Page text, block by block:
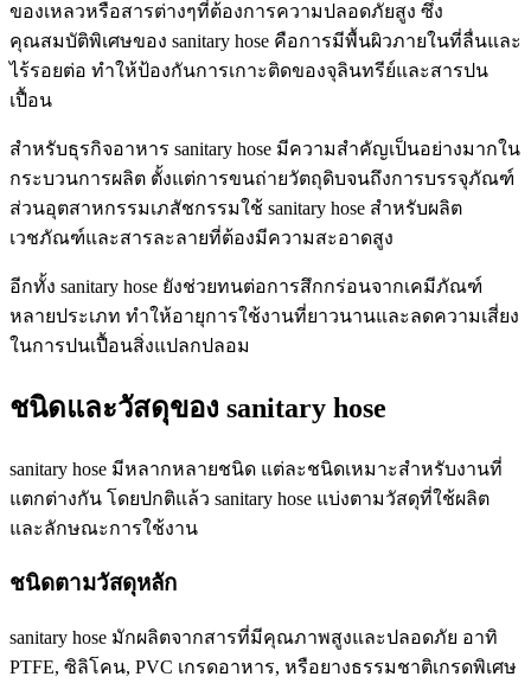
ของเหลวหรือสารต่างๆที่ต้องการความปลอดภัยสูง ซึ่ง
คุณสมบัติพิเศษของ sanitary hose คือการมีพื้นผิวภายในที่ลื่นและ
ไร้รอยต่อ ทำให้ป้องกันการเกาะติดของจุลินทรีย์และสารปน
เปื้อน
สำหรับธุรกิจอาหาร sanitary hose มีความสำคัญเป็นอย่างมากใน
กระบวนการผลิต ตั้งแต่การขนถ่ายวัตถุดิบจนถึงการบรรจุภัณฑ์
ส่วนอุตสาหกรรมเภสัชกรรมใช้ sanitary hose สำหรับผลิต
เวชภัณฑ์และสารละลายที่ต้องมีความสะอาดสูง
อีกทั้ง sanitary hose ยังช่วยทนต่อการสึกกร่อนจากเคมีภัณฑ์
หลายประเภท ทำให้อายุการใช้งานที่ยาวนานและลดความเสี่ยง
ในการปนเปื้อนสิ่งแปลกปลอม
ชนิดและวัสดุของ sanitary hose
sanitary hose มีหลากหลายชนิด แต่ละชนิดเหมาะสำหรับงานที่
แตกต่างกัน โดยปกติแล้ว sanitary hose แบ่งตามวัสดุที่ใช้ผลิต
และลักษณะการใช้งาน
ชนิดตามวัสดุหลัก
sanitary hose มักผลิตจากสารที่มีคุณภาพสูงและปลอดภัย อาทิ
PTFE, ซิลิโคน, PVC เกรดอาหาร, หรือยางธรรมชาติเกรดพิเศษ